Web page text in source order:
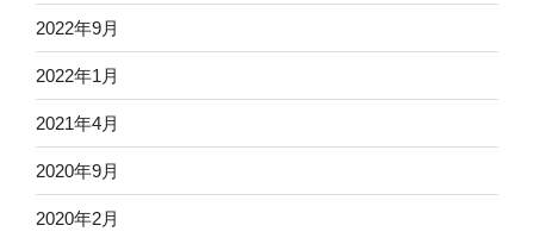
2022年9月
2022年1月
2021年4月
2020年9月
2020年2月